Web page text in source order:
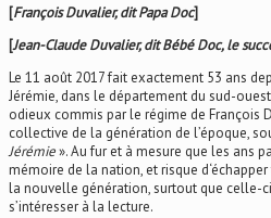
[François Duvalier, dit Papa Doc]
[Jean-Claude Duvalier, dit Bébé Doc, le
Le 11 août 2017 fait exactement 53 ans
Jérémie, dans le département du sud-
odieux commis par le régime de François
collective de la génération de l’époque,
Jérémie». Au fur et à mesure que les ans
mémoire de la nation, et risque
la nouvelle génération, surtout que celle-
s’intéresser à la lecture.